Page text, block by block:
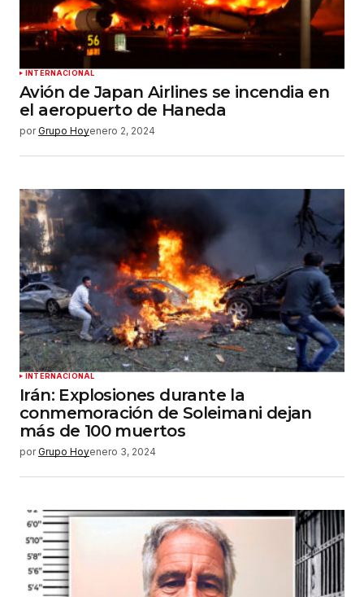
INTERNACIONAL
Avión de Japan Airlines se incendia en
el aeropuerto de Haneda
por Grupo Hoyenero 2, 2024
INTERNACIONAL
Irán: Explosiones durante la
conmemoración de Soleimani dejan
más de 100 muertos
por Grupo Hoyenero 3, 2024